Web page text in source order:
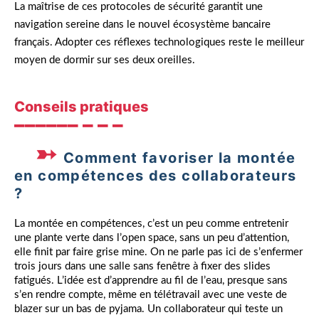
La maîtrise de ces protocoles de sécurité garantit une
navigation sereine dans le nouvel écosystème bancaire
français. Adopter ces réflexes technologiques reste le meilleur
moyen de dormir sur ses deux oreilles.
Conseils pratiques
Comment favoriser la montée
en compétences des collaborateurs
?
La montée en compétences, c’est un peu comme entretenir
une plante verte dans l’open space, sans un peu d’attention,
elle finit par faire grise mine. On ne parle pas ici de s’enfermer
trois jours dans une salle sans fenêtre à fixer des slides
fatigués. L’idée est d’apprendre au fil de l’eau, presque sans
s’en rendre compte, même en télétravail avec une veste de
blazer sur un bas de pyjama. Un collaborateur qui teste un